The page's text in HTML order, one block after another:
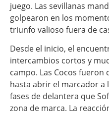
juego. Las sevillanas
golpearon en los
triunfo valioso fuera de
Desde el inicio, el
intercambios cortos y
campo. Las Cocos
hasta abrir el marcador a
fases de delantera que
zona de marca. La